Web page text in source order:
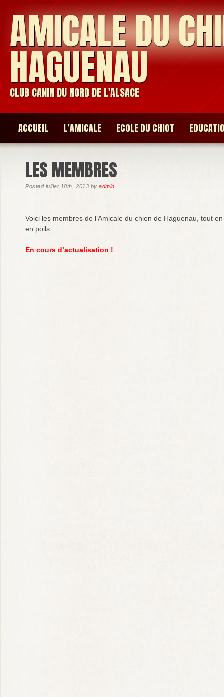
AMICALE DU
HAGUENAU
CLUB CANIN DU NORD DE L'ALSACE
ACCUEIL L’AMICALE ECOLE DU CHIOT
LES MEMBRES
Posted juillet 18th, 2013 byadmin
Voici les membres de l’Amicale du chien de Haguenau, tout
en poils…
En cours d’actualisation !